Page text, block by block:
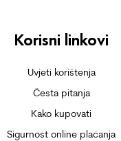
Korisni linkovi
Uvjeti korištenja
Česta pitanja
Kako kupovati
Sigurnost online plaćanja